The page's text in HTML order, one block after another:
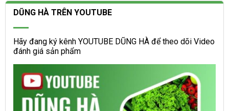
DŨNG HÀ TRÊN YOUTUBE
Hãy đang ký kênh YOUTUBE DŨNG HÀ để theo dõi Video
đánh giá sản phẩm